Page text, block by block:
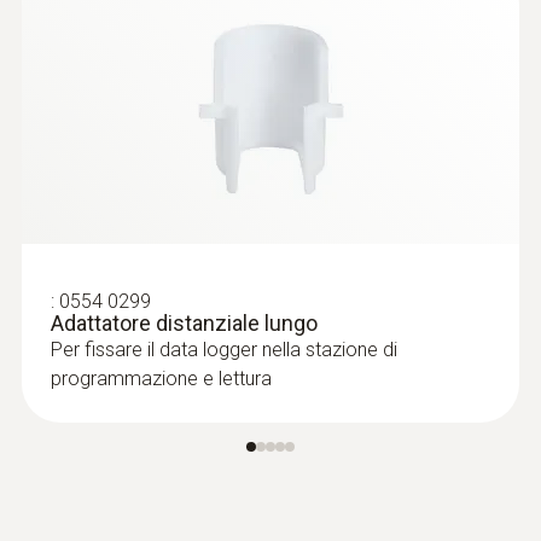
: 0554 0299
Adattatore distanziale lungo
Per fissare il data logger nella stazione di
programmazione e lettura